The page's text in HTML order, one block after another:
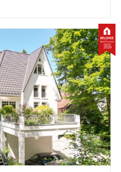
2026
Best Property
Agents